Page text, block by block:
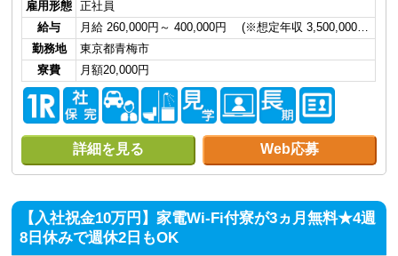
雇用形態
正社員
給与
月給 260,000円～ 400,000円 (※想定年収 3,500,000…
勤務地
東京都青梅市
寮費
月額20,000円
詳細を見る Web応募
【入社祝金10万円】家電Wi-Fi付寮が3ヵ月無料★4週
8日休みで週休2日もOK